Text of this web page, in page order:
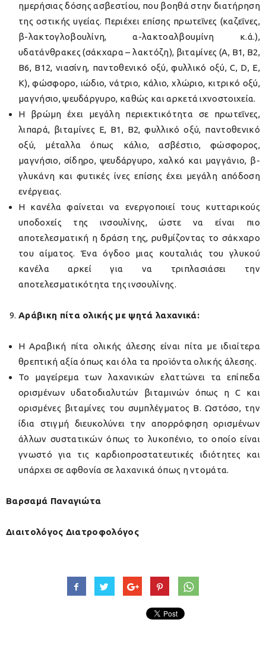
ημερήσιας δόσης ασβεστίου, που βοηθά στην διατήρηση
της οστικής υγείας. Περιέχει επίσης πρωτεΐνες (καζεΐνες,
β-λακτογλοβουλίνη, α-λακτοαλβουμίνη κ.ά.),
υδατάνθρακες (σάκχαρα – λακτόζη), βιταμίνες (Α, Β1, Β2,
Β6, Β12, νιασίνη, παντοθενικό οξύ, φυλλικό οξύ, C, D, Ε,
Κ), φώσφορο, ιώδιο, νάτριο, κάλιο, χλώριο, κιτρικό οξύ,
μαγνήσιο, ψευδάργυρο, καθώς και αρκετά ιχνοστοιχεία.
Η βρώμη έχει μεγάλη περιεκτικότητα σε πρωτεΐνες,
λιπαρά, βιταμίνες E, B1, B2, φυλλικό οξύ, παντοθενικό
οξύ, μέταλλα όπως κάλιο, ασβέστιο, φώσφορος,
μαγνήσιο, σίδηρο, ψευδάργυρο, χαλκό και μαγγάνιο, β-
γλυκάνη και φυτικές ίνες επίσης έχει μεγάλη απόδοση
ενέργειας.
Η κανέλα φαίνεται να ενεργοποιεί τους κυτταρικούς
υποδοχείς της ινσουλίνης, ώστε να είναι πιο
αποτελεσματική η δράση της, ρυθμίζοντας το σάκχαρο
του αίματος. Ένα όγδοο μιας κουταλιάς του γλυκού
κανέλα αρκεί για να τριπλασιάσει την
αποτελεσματικότητα της ινσουλίνης.
Αράβικη πίτα ολικής με ψητά λαχανικά:
Η Αραβική πίτα ολικής άλεσης είναι πίτα με ιδιαίτερα
θρεπτική αξία όπως και όλα τα προϊόντα ολικής άλεσης.
Το μαγείρεμα των λαχανικών ελαττώνει τα επίπεδα
ορισμένων υδατοδιαλυτών βιταμινών όπως η C και
ορισμένες βιταμίνες του συμπλέγματος Β. Ωστόσο, την
ίδια στιγμή διευκολύνει την απορρόφηση ορισμένων
άλλων συστατικών όπως το λυκοπένιο, το οποίο είναι
γνωστό για τις καρδιοπροστατευτικές ιδιότητες και
υπάρχει σε αφθονία σε λαχανικά όπως η ντομάτα.
Βαρσαμά Παναγιώτα
Διαιτολόγος Διατροφολόγος